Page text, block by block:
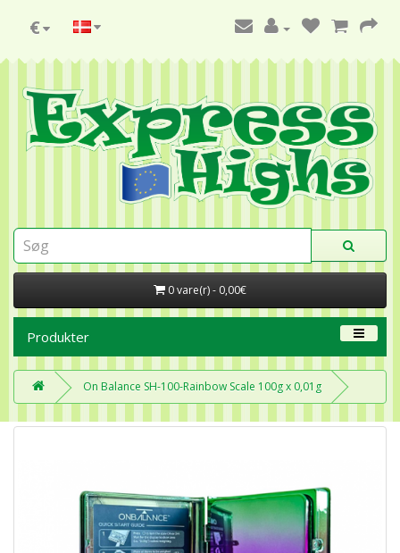
€
0 vare(r) - 0,00€
Produkter
On Balance SH-100-Rainbow Scale 100g x 0,01g